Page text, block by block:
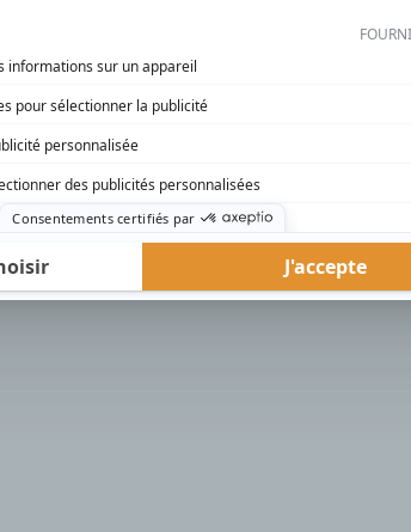
petit écran. Celui qu’on surnomme parfois «l’encyclopédie de
la télé québécoise. On peut l’entendre régulièrement